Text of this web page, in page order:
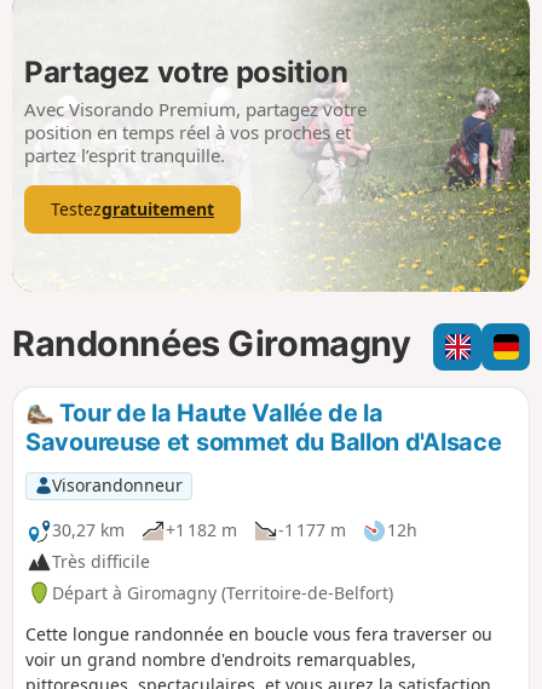
t
i
o
n
c
h
a
m
p
e
m
o
i
Partagez votre position
Avec Visorando Premium, partagez votre
position en temps réel à vos proches et
partez l’esprit tranquille.
Testezgratuitement
Randonnées Giromagny
Tour de la Haute Vallée de la
Savoureuse et sommet du Ballon d'Alsace
Visorandonneur
30,27 km
+1 182 m -1 177 m
12h
Très difficile
Départ à Giromagny (Territoire-de-Belfort)
Cette longue randonnée en boucle vous fera traverser ou
voir un grand nombre d'endroits remarquables,